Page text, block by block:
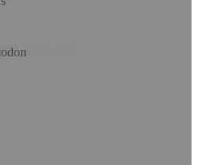
Hol dir die App!